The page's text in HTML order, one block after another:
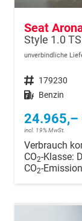
Seat
unverbindliche
Fahrzeugnr. 179230
Kraftstoff Benzin
24.965,–
incl. 19% MwSt.
Verbrauch
CO2-Klasse: D
CO2-